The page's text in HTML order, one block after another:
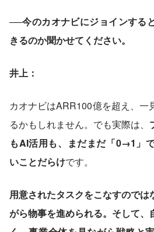
──今のカオナビにジョインする
きるのか聞かせてください。
井上：
カオナビはARR100億を超え、一
るかもしれません。でも実際は、
もAI活用も、まだまだ「0→1」
いことだらけです。
用意されたタスクをこなすので
がら物事を進められる。そして、